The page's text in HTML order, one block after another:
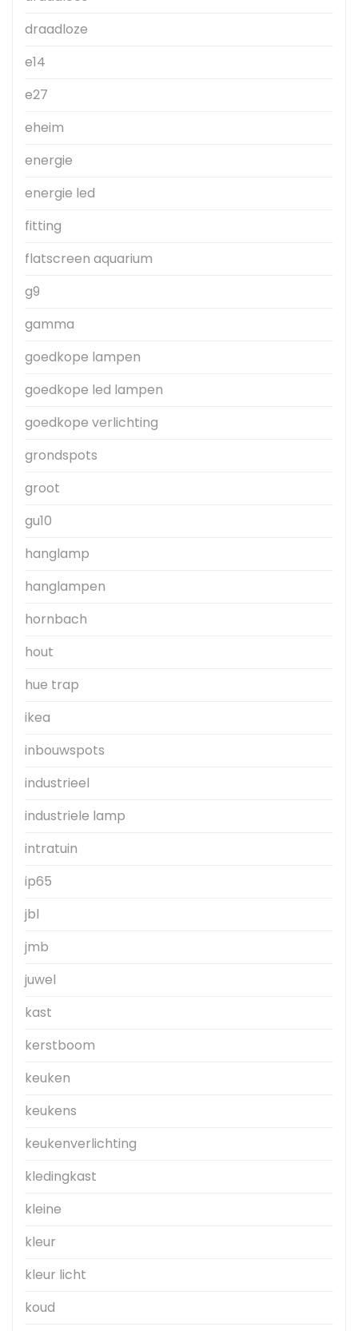
draadloze
e14
e27
eheim
energie
energie led
fitting
flatscreen aquarium
g9
gamma
goedkope lampen
goedkope led lampen
goedkope verlichting
grondspots
groot
gu10
hanglamp
hanglampen
hornbach
hout
hue trap
ikea
inbouwspots
industrieel
industriele lamp
intratuin
ip65
jbl
jmb
juwel
kast
kerstboom
keuken
keukens
keukenverlichting
kledingkast
kleine
kleur
kleur licht
koud